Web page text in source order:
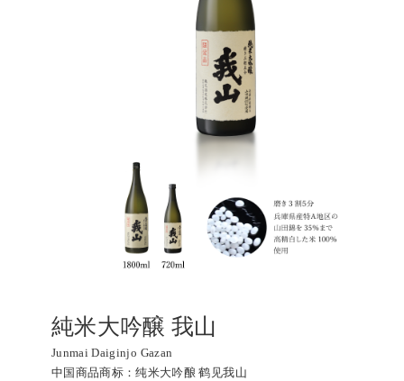
純米大吟醸 我山
Junmai Daiginjo Gazan
中国商品商标：纯米大吟酿 鹤见我山